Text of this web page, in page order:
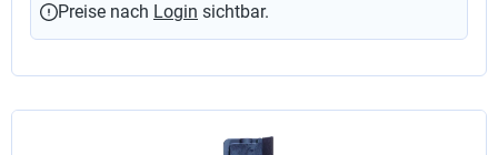
Preise nach Login sichtbar.